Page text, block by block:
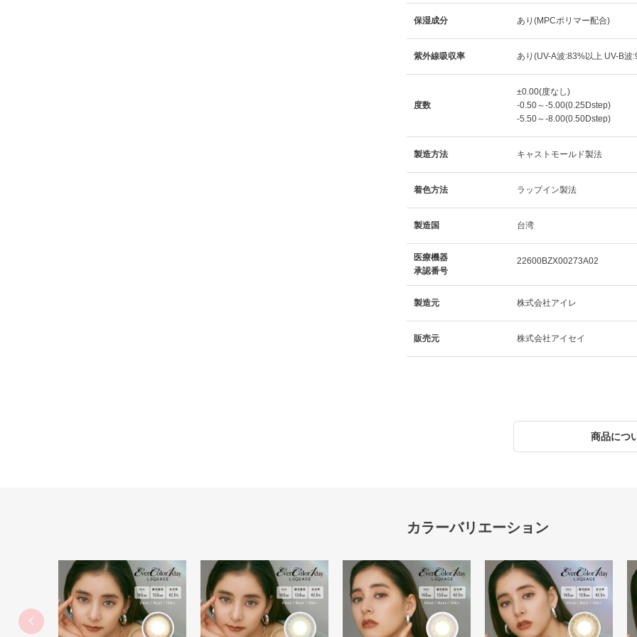
保湿成分 あり(MPCポリマー配合)
紫外線吸収率 あり(UV-A波:83%以上 UV-B波
度数
±0.00(度なし)
-0.50～-5.00(0.25Dstep)
-5.50～-8.00(0.50Dstep)
製造方法 キャストモールド製法
着色方法 ラップイン製法
製造国 台湾
医療機器
承認番号
22600BZX00273A02
製造元 株式会社アイレ
販売元 株式会社アイセイ
商品につ